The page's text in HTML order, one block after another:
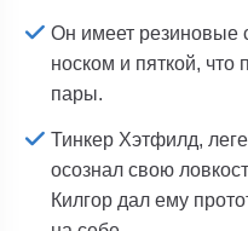
Он имеет резиновые
носком и пяткой, что
пары.
Тинкер Хэтфилд,
осознал свою
Килгор дал ему